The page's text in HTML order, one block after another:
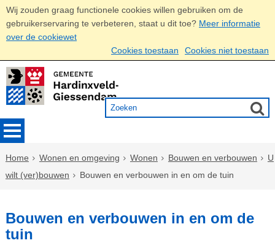
Wij zouden graag functionele cookies willen gebruiken om de
gebruikerservaring te verbeteren, staat u dit toe? Meer informatie
over de cookiewet
Cookies toestaan
Cookies niet toestaan
Home Wonen en omgeving Wonen Bouwen en verbouwen
U
wilt (ver)bouwen
Bouwen en verbouwen in en om de tuin
Bouwen en verbouwen in en om de
tuin